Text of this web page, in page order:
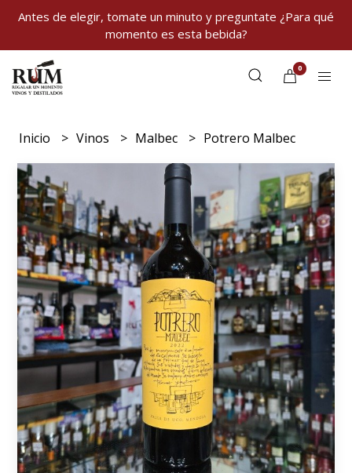
Antes de elegir, tomate un minuto y preguntate ¿Para qué
momento es esta bebida?
0
Inicio Vinos Malbec Potrero Malbec